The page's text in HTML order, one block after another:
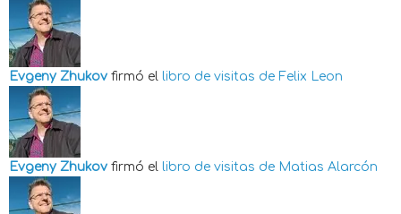
Evgeny Zhukov firmó el libro de visitas de Felix Leon
Evgeny Zhukov firmó el libro de visitas de Matias Alarcón